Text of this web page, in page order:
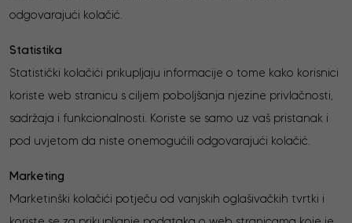
odgovarajući kolačić.
Statistika
Statistički kolačići prikupljaju informacije o tome kako korisnici
koriste web stranicu s ciljem poboljšanja njezine privlačnosti,
sadržaja i funkcionalnosti. Koriste se samo uz vaš pristanak i
pod uvjetom da niste onemogućili odgovarajući kolačić.
Marketing
Marketinški kolačići potječu od vanjskih oglašivačkih tvrtki i